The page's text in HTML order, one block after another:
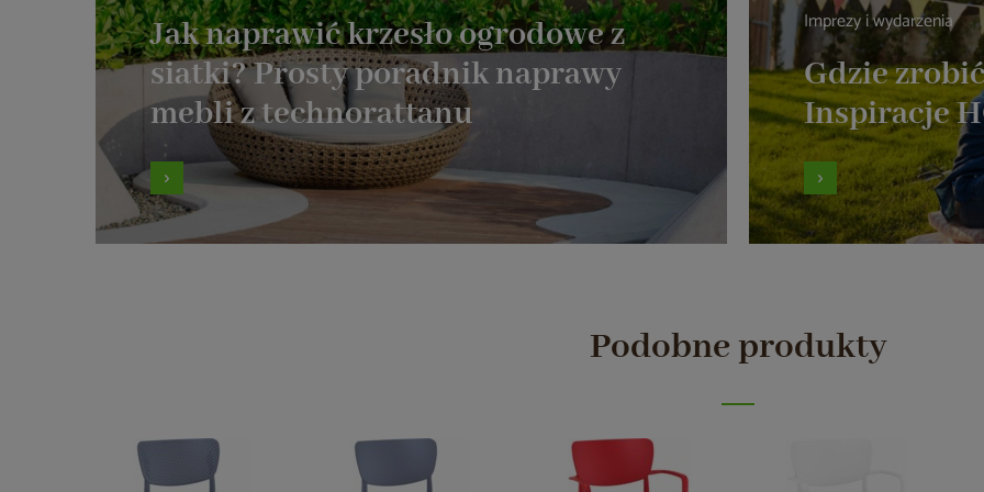
Jak naprawić krzesło ogrodowe z
siatki? Prosty poradnik naprawy
mebli z technorattanu
Imprezy i wydarzenia
Gdzie
Inspiracje
Podobne produkty